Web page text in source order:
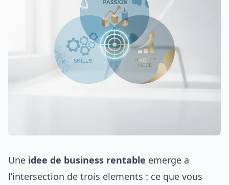
Une idee de business rentable emerge a
l’intersection de trois elements : ce que vous